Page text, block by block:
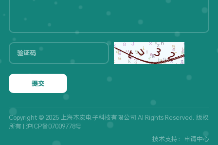
提交
Copyright @ 2025 上海本宏电子科技有限公司 Al Rights Reserved. 版权
所有 | 沪ICP备07009778号
技术支持：申请中心